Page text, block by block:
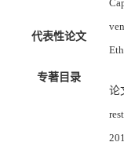
代表性论文
专著目录
论